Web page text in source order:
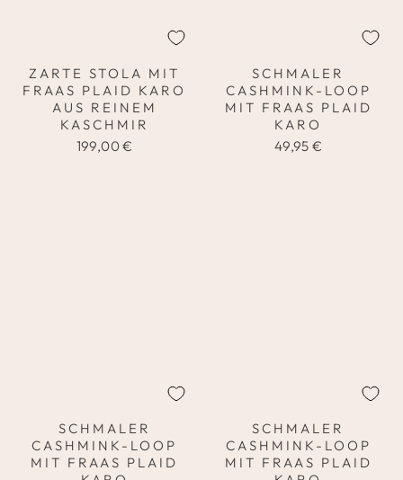
ZARTE STOLA MIT
FRAAS PLAID KARO
AUS REINEM
KASCHMIR
199,00 €
SCHMALER
CASHMINK-LOOP
MIT FRAAS PLAID
KARO
49,95 €
SCHMALER
CASHMINK-LOOP
MIT FRAAS PLAID
SCHMALER
CASHMINK-LOOP
MIT FRAAS PLAID